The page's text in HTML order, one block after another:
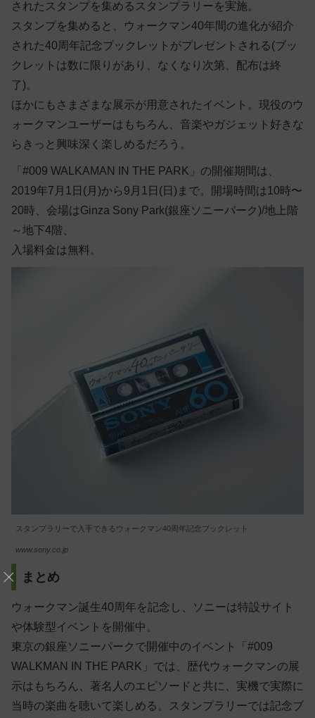
されたスタンプを集めるスタンプラリーを実施。
スタンプを集めると、ウォークマン40年間の進化が紹介
された40周年記念ブックレットがプレゼントされる(ブッ
クレットは数に限りがあり、なくなり次第、配布は終
了)。
ほかにもさまざまな展示が用意されたイベント。現役のウ
ォークマンユーザーはもちろん、音楽やガジェット好きな
らきっと興味深く楽しめるだろう。
「#009 WALKAMAN IN THE PARK」の開催期間は、
2019年7月1日(月)から9月1日(日)まで。開場時間は10時〜
20時、会場はGinza Sony Park(銀座ソニーパーク)/地上階
～地下4階、
入場料金は無料。
スタンプラリーで入手できるウォークマン40周年記念ブックレット
www.sony.co.jp
まとめ
ウォークマン誕生40周年を記念し、ソニーは特設サイト
や体験型イベントを開催中。
東京の銀座ソニーパークで開催中のイベント「#009
WALKMAN IN THE PARK」では、歴代ウォークマンの展
示はもちろん、著名人のエピソードと共に、実機で実際に
当時の楽曲を聴いて楽しめる。スタンプラリーでは記念ブ